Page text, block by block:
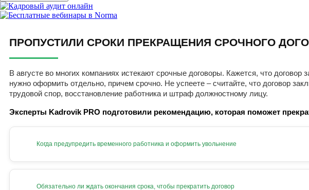
ПРОПУСТИЛИ СРОКИ ПРЕКРАЩЕНИЯ СРОЧНОГО
В августе во многих компаниях истекают срочные договоры. Кажется, что
нужно оформить отдельно, причем срочно. Не успеете – считайте, что договор
трудовой спор, восстановление работника и штраф должностному лицу.
Эксперты Kadrovik PRO подготовили рекомендацию, которая поможет
Когда предупредить временного работника и оформить увольнение
Обязательно ли ждать окончания срока, чтобы прекратить договор